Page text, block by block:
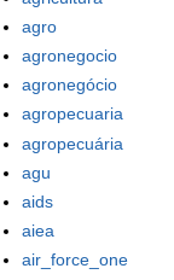
agro
agronegocio
agronegócio
agropecuaria
agropecuária
agu
aids
aiea
air_force_one